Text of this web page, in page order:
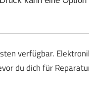
verfügbar.
du dich für